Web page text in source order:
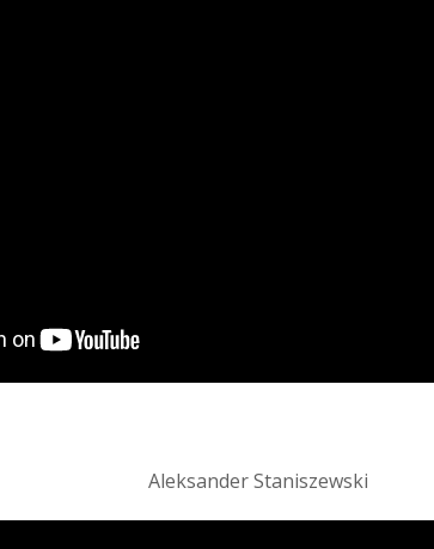
Aleksander Staniszewski